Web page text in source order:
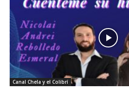
Canal Chela y el Colibrí